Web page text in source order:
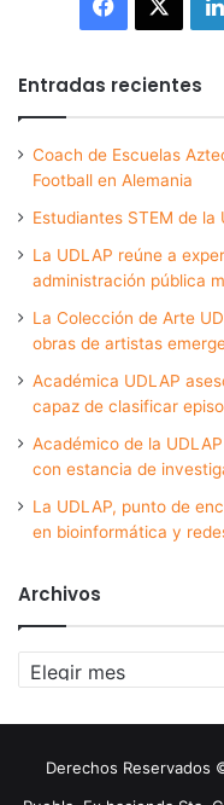
Entradas recientes
Coach de Escuelas
Football en Alemania
Estudiantes STEM de
La UDLAP reúne a
administración pública
La Colección de Arte
obras de artistas
Académica UDLAP
capaz de clasificar
Académico de la
con estancia de
La UDLAP, punto de
en bioinformática y
Archivos
Archivos
Derechos Reservados